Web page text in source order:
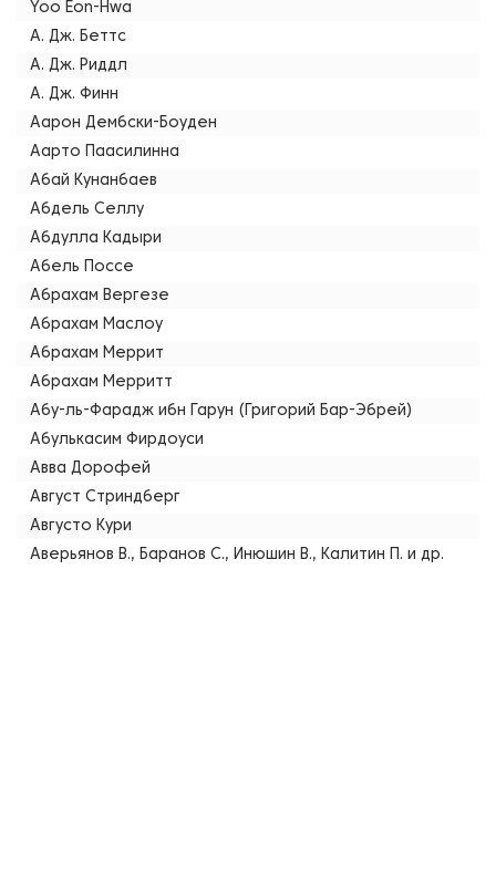
Yoo Eon-Hwa
А. Дж. Беттс
А. Дж. Риддл
А. Дж. Финн
Аарон Дембски-Боуден
Аарто Паасилинна
Абай Кунанбаев
Абдель Селлу
Абдулла Кадыри
Абель Поссе
Абрахам Вергезе
Абрахам Маслоу
Абрахам Меррит
Абрахам Мерритт
Абу-ль-Фарадж ибн Гарун (Григорий Бар-Эбрей)
Абулькасим Фирдоуси
Авва Дорофей
Август Стриндберг
Августо Кури
Аверьянов В., Баранов С., Инюшин В., Калитин П. и др.